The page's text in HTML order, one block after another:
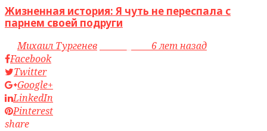
Жизненная история: Я чуть не переспала с
парнем своей подруги
byМихаил Тургенев
6 лет назад
Facebook
Twitter
Google+
LinkedIn
Pinterest
share